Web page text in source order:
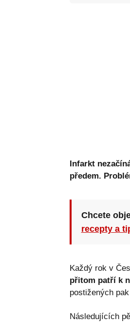
Infarkt
předem.
Chcete
recepty a
Každý rok v
přitom patří k
postižených
Následujících